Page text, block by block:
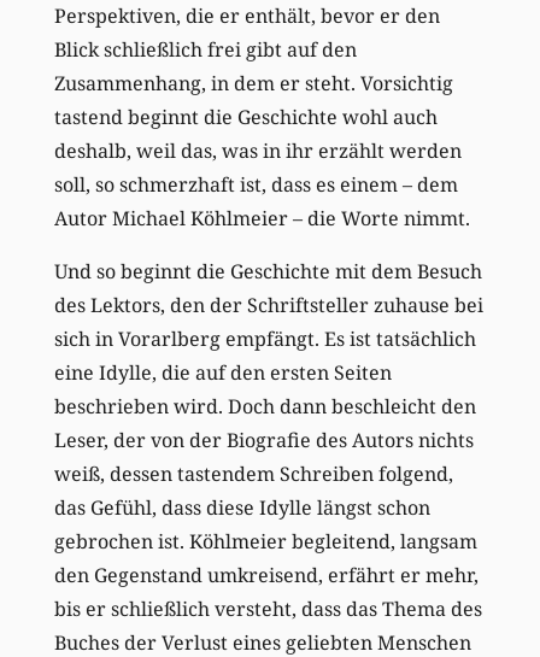
Perspektiven, die er enthält, bevor er den
Blick schließlich frei gibt auf den
Zusammenhang, in dem er steht. Vorsichtig
tastend beginnt die Geschichte wohl auch
deshalb, weil das, was in ihr erzählt werden
soll, so schmerzhaft ist, dass es einem – dem
Autor Michael Köhlmeier – die Worte nimmt.
Und so beginnt die Geschichte mit dem Besuch
des Lektors, den der Schriftsteller zuhause bei
sich in Vorarlberg empfängt. Es ist tatsächlich
eine Idylle, die auf den ersten Seiten
beschrieben wird. Doch dann beschleicht den
Leser, der von der Biografie des Autors nichts
weiß, dessen tastendem Schreiben folgend,
das Gefühl, dass diese Idylle längst schon
gebrochen ist. Köhlmeier begleitend, langsam
den Gegenstand umkreisend, erfährt er mehr,
bis er schließlich versteht, dass das Thema des
Buches der Verlust eines geliebten Menschen